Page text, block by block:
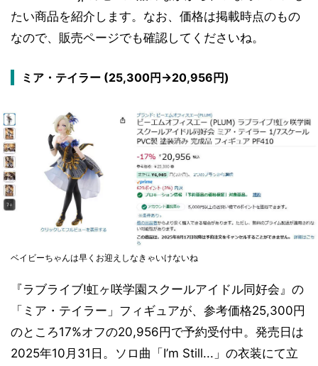
たい商品を紹介します。なお、価格は掲載時点のもの
なので、販売ページでも確認してくださいね。
ミア・テイラー (25,300円→20,956円)
ベイビーちゃんは早くお迎えしなきゃいけないね
『ラブライブ!虹ヶ咲学園スクールアイドル同好会』の
「ミア・テイラー」フィギュアが、参考価格25,300円
のところ17%オフの20,956円で予約受付中。発売日は
2025年10月31日。ソロ曲「I’m Still...」の衣装にて立